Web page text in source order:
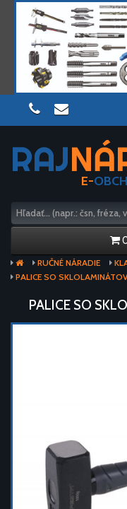
E-
RUČNÉ NÁRADIE
PALICE SO
PALICE SO